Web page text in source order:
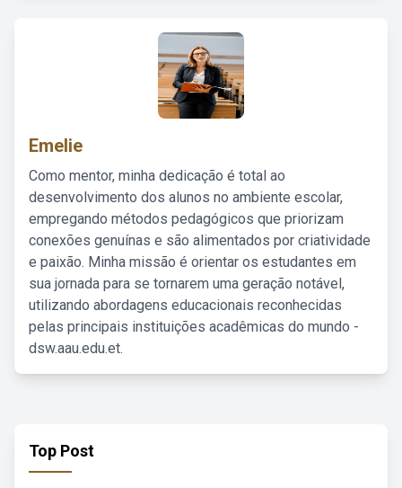
Emelie
Como mentor, minha dedicação é total ao
desenvolvimento dos alunos no ambiente escolar,
empregando métodos pedagógicos que priorizam
conexões genuínas e são alimentados por criatividade
e paixão. Minha missão é orientar os estudantes em
sua jornada para se tornarem uma geração notável,
utilizando abordagens educacionais reconhecidas
pelas principais instituições acadêmicas do mundo -
dsw.aau.edu.et.
Top Post